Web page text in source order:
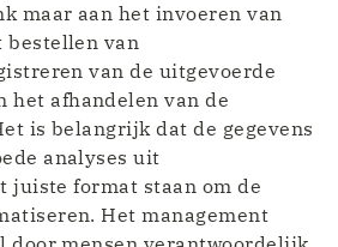
maar aan het invoeren van
bestellen van
van de uitgevoerde
het afhandelen van de
is belangrijk dat de gegevens
analyses uit
juiste format staan om de
Het management